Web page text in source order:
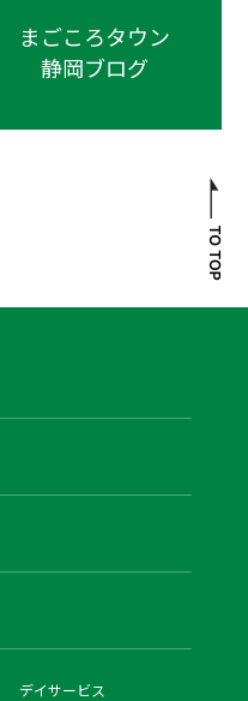
まごころタウン
静岡ブログ
デイサービス